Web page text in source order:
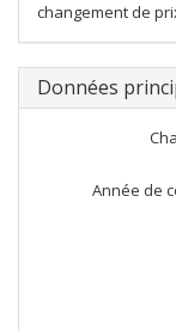
changement de
Données
Année de